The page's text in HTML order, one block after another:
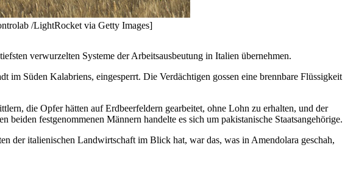
/LightRocket via Getty Images]
verwurzelten Systeme der Arbeitsausbeutung in Italien übernehmen.
Süden Kalabriens, eingesperrt. Die Verdächtigen gossen eine brennbare Flüssigkeit
die Opfer hätten auf Erdbeerfeldern gearbeitet, ohne Lohn zu erhalten, und der
festgenommenen Männern handelte es sich um pakistanische Staatsangehörige.
der italienischen Landwirtschaft im Blick hat, war das, was in Amendolara geschah,